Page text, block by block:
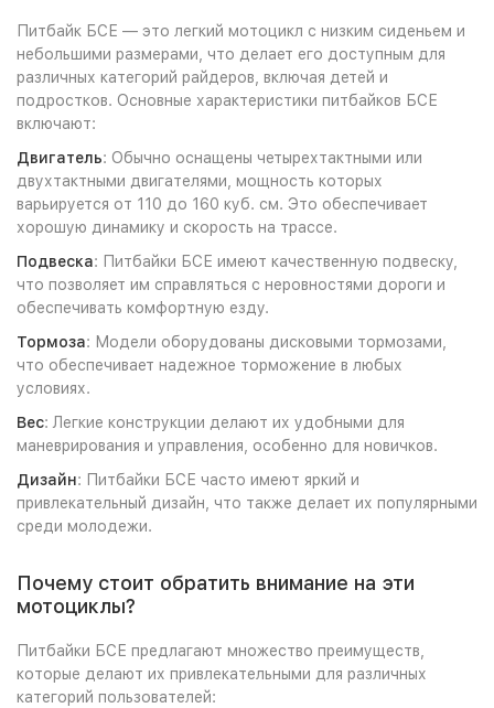
Питбайк БСЕ — это легкий мотоцикл с низким сиденьем и
небольшими размерами, что делает его доступным для
различных категорий райдеров, включая детей и
подростков. Основные характеристики питбайков БСЕ
включают:
Двигатель: Обычно оснащены четырехтактными или
двухтактными двигателями, мощность которых
варьируется от 110 до 160 куб. см. Это обеспечивает
хорошую динамику и скорость на трассе.
Подвеска: Питбайки БСЕ имеют качественную подвеску,
что позволяет им справляться с неровностями дороги и
обеспечивать комфортную езду.
Тормоза: Модели оборудованы дисковыми тормозами,
что обеспечивает надежное торможение в любых
условиях.
Вес: Легкие конструкции делают их удобными для
маневрирования и управления, особенно для новичков.
Дизайн: Питбайки БСЕ часто имеют яркий и
привлекательный дизайн, что также делает их популярными
среди молодежи.
Почему стоит обратить внимание на эти
мотоциклы?
Питбайки БСЕ предлагают множество преимуществ,
которые делают их привлекательными для различных
категорий пользователей: